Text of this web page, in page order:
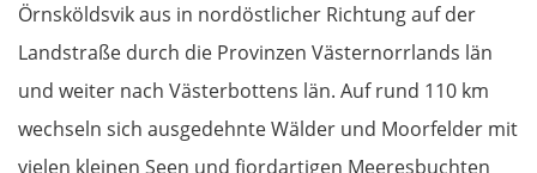
Örnsköldsvik aus in nordöstlicher Richtung auf der
Landstraße durch die Provinzen Västernorrlands län
und weiter nach Västerbottens län. Auf rund 110 km
wechseln sich ausgedehnte Wälder und Moorfelder mit
vielen kleinen Seen und fjordartigen Meeresbuchten
Groningen
Deutschland Nord